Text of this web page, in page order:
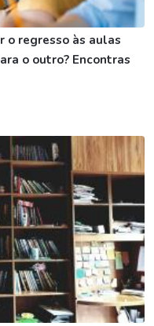
o regresso às aulas
o outro? Encontras